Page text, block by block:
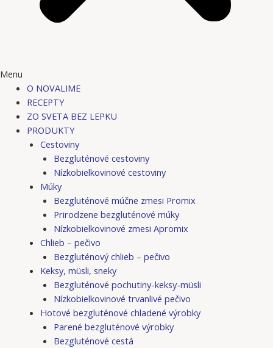
Menu
O NOVALIME
RECEPTY
ZO SVETA BEZ LEPKU
PRODUKTY
Cestoviny
Bezgluténové cestoviny
Nízkobielkovinové cestoviny
Múky
Bezgluténové múčne zmesi Promix
Prirodzene bezgluténové múky
Nízkobielkovinové zmesi Apromix
Chlieb – pečivo
Bezgluténový chlieb – pečivo
Keksy, müsli, sneky
Bezgluténové pochutiny-keksy-müsli
Nízkobielkovinové trvanlivé pečivo
Hotové bezgluténové chladené výrobky
Parené bezgluténové výrobky
Bezgluténové cestá